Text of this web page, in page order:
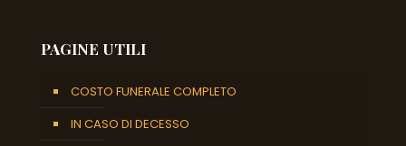
PAGINE UTILI
COSTO FUNERALE COMPLETO
IN CASO DI DECESSO